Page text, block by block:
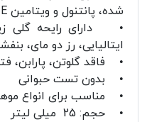
شده، پانتنول و ویتامین E، آمینو اسید
• دارای رایحه گلی
ایتالیایی، رز دو مای،
• فاقد گلوتن، پارابن،
• بدون تست حبوانی
• مناسب برای انواع
• حجم: 25 میلی لیتر